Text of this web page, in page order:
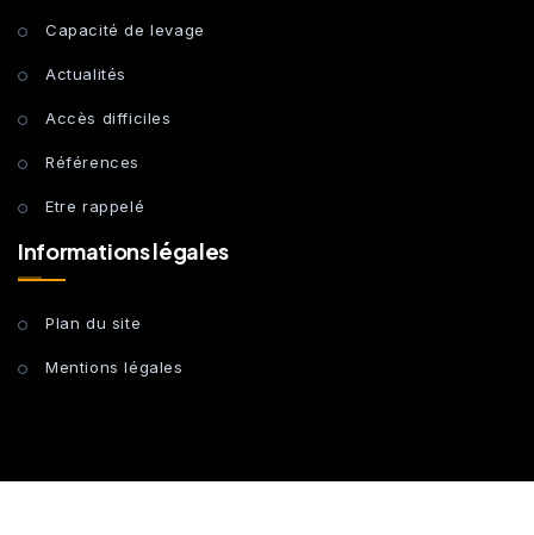
Capacité de levage
Actualités
Accès difficiles
Références
Etre rappelé
Informations légales
Plan du site
Mentions légales